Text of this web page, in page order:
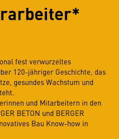
fest verwurzeltes
120-jähriger Geschichte, das
gesundes Wachstum und
und Mitarbeitern in den
BETON und BERGER
Bau Know-how in